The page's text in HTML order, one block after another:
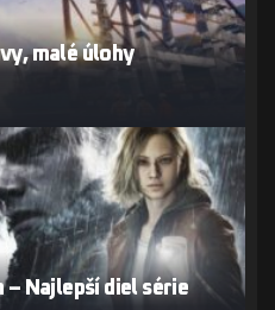
malé úlohy
– Najlepší diel série